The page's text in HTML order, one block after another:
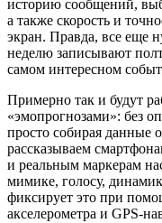
историю сообщений,
а также скорость и
экран. Правда, все еще
неделю записывают
самом интересном
Примерно так и будут
«эмопрогнозами»: без
просто собирая данные
рассказываем
и реальным маркерам
мимике, голосу,
фиксирует это при
акселерометра и GPS-